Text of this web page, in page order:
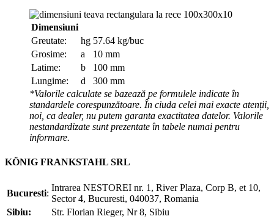
Dimensiuni
Greutate:
hg 57.64 kg/buc
Grosime:
a
10 mm
Latime:
b
100 mm
Lungime:
d
300 mm
*Valorile calculate se bazează pe formulele indicate în
standardele corespunzătoare. În ciuda celei mai exacte atenții,
noi, ca dealer, nu putem garanta exactitatea datelor. Valorile
nestandardizate sunt prezentate în tabele numai pentru
informare.
KÖNIG FRANKSTAHL SRL
Bucuresti:
Intrarea NESTOREI nr. 1, River Plaza, Corp B, et 10,
Sector 4, Bucuresti, 040037, Romania
Sibiu:
Str. Florian Rieger, Nr 8, Sibiu